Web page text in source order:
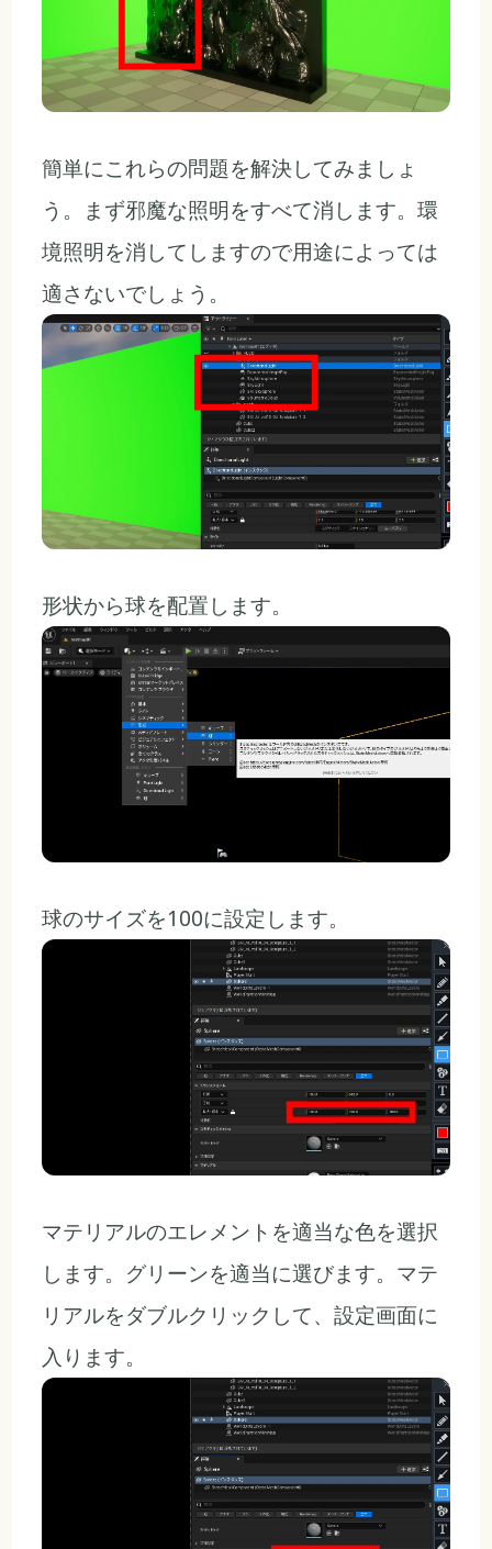
簡単にこれらの問題を解決してみましょ
う。まず邪魔な照明をすべて消します。環
境照明を消してしますので用途によっては
適さないでしょう。
形状から球を配置します。
球のサイズを100に設定します。
マテリアルのエレメントを適当な色を選択
します。グリーンを適当に選びます。マテ
リアルをダブルクリックして、設定画面に
入ります。